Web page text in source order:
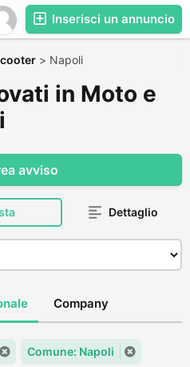
Inserisci un annuncio
> Napoli
in Moto e
avviso
Dettaglio
Company
Comune: Napoli